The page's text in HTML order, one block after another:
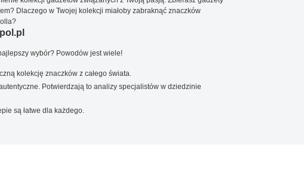
Dlaczego w Twojej kolekcji miałoby zabraknąć znaczków
wybór? Powodów jest wiele!
kolekcję znaczków z całego świata.
Potwierdzają to analizy specjalistów w dziedzinie
są łatwe dla każdego.